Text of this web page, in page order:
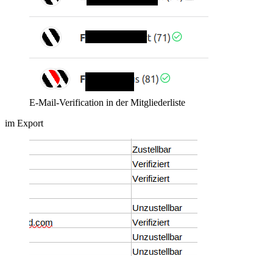
E-Mail-Verification in der Mitgliederliste
im Export